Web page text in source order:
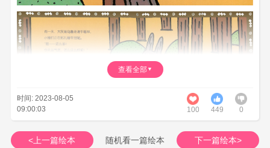
查看全部
时间: 2023-08-05
09:00:03
100 449 0
<上一篇绘本 随机看一篇绘本 下一篇绘本>